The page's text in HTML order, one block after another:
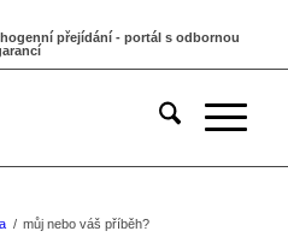
přejídání - portál s odbornou
/ můj nebo váš příběh?